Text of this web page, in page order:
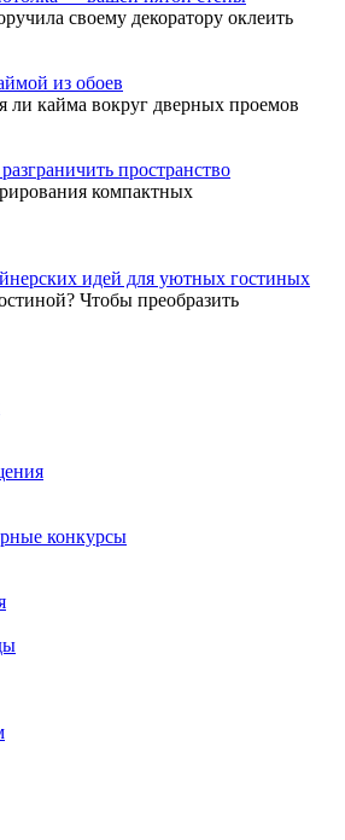
своему декоратору оклеить
из обоев
ли кайма вокруг дверных проемов
пространство
компактных
идей для уютных гостиных
Чтобы преобразить
конкурсы